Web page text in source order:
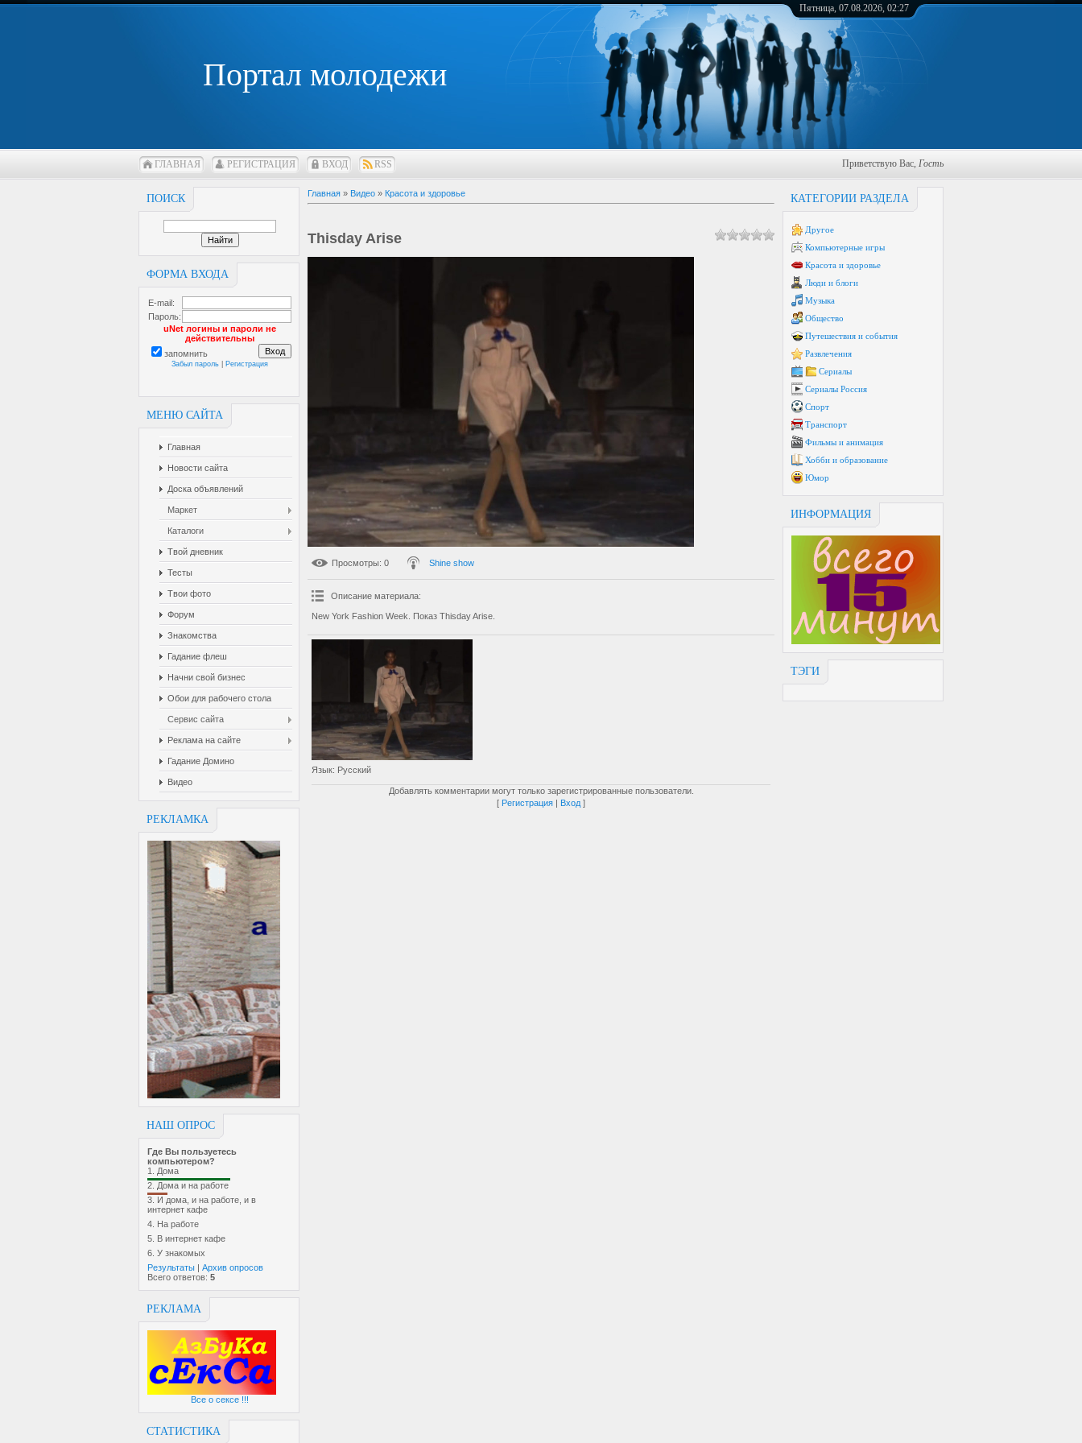
Портал молодежи
Пятница, 07.08.2026, 02:27
ГЛАВНАЯ РЕГИСТРАЦИЯ ВХОД RSS Приветствую Вас, Гость
ПОИСК
ФОРМА ВХОДА
E-mail:
Пароль:
uNet логины и пароли не
действительны
запомнить
Забыл пароль Регистрация
МЕНЮ САЙТА
Главная
Новости сайта
Доска объявлений
Маркет
Каталоги
Твой дневник
Тесты
Твои фото
Форум
Знакомства
Гадание флеш
Начни свой бизнес
Обои для рабочего стола
Сервис сайта
Реклама на сайте
Гадание Домино
Видео
РЕКЛАМКА
НАШ ОПРОС
Где Вы пользуетесь
компьютером?
1. Дома
2. Дома и на работе
3. И дома, и на работе, и в
интернет кафе
4. На работе
5. В интернет кафе
6. У знакомых
Результаты | Архив опросов
Всего ответов: 5
РЕКЛАМА
Все о сексе !!!
СТАТИСТИКА
КАТЕГОРИИ РАЗДЕЛА
Другое
Компьютерные игры
Красота и здоровье
Люди и блоги
Музыка
Общество
Путешествия и события
Развлечения
Сериалы
Сериалы Россия
Спорт
Транспорт
Фильмы и анимация
Хобби и образование
Юмор
ИНФОРМАЦИЯ
ТЭГИ
Главная » Видео » Красота и здоровье
Thisday Arise
Просмотры: 0 Shine show
Описание материала:
New York Fashion Week. Показ Thisday Arise.
Язык: Русский
Добавлять комментарии могут только зарегистрированные пользователи.
[ Регистрация | Вход ]